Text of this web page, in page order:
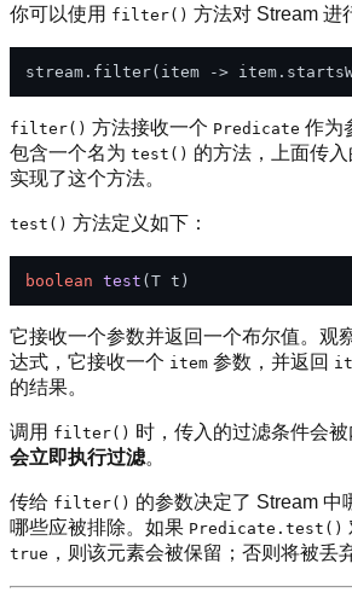
你可以使用 filter() 方法对 Stream 进
stream.filter(item ->
filter() 方法接收一个 Predicate 作为
包含一个名为 test() 的方法，上面传
实现了这个方法。
test() 方法定义如下：
boolean test (T t)
它接收一个参数并返回一个布尔值。观
达式，它接收一个 item 参数，并返回
的结果。
调用 filter() 时，传入的过滤条件会被
会立即执行过滤。
传给 filter() 的参数决定了 Stream 中
哪些应被排除。如果 Predicate.test()
true ，则该元素会被保留；否则将被丢